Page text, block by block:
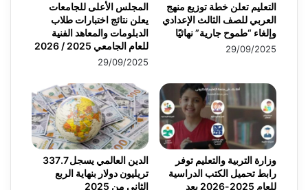
المجلس الأعلى للجامعات
يعلن نتائج اختبارات طلاب
الدبلومات والمعاهد الفنية
للعام الجامعي 2025 / 2026
29/09/2025
التعليم تعلن خطة توزيع منهج
العربي للصف الثالث الإعدادي
وإلغاء “طموح جارية” نهائيًا
29/09/2025
الدين العالمي يسجل 337.7
تريليون دولار بنهاية الربع
الثاني من 2025
وزارة التربية والتعليم توفر
رابط تحميل الكتب الدراسية
للعام 2025-2026 بعد